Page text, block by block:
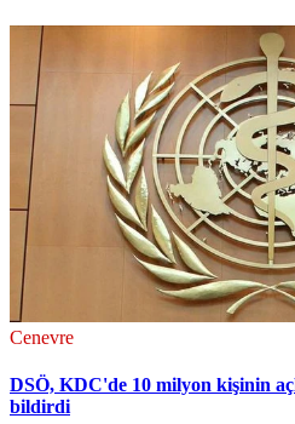
Cenevre
DSÖ, KDC'de 10 milyon kişinin
bildirdi